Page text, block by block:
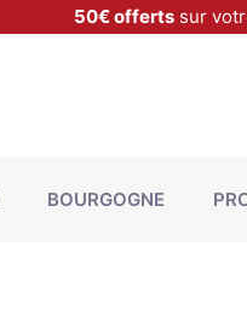
50€ offerts sur
BOURGOGNE